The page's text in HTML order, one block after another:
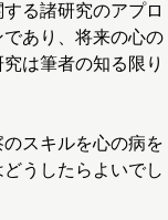
る諸研究のアプロ
あり、将来の心の
は筆者の知る限り
スキルを心の病を
うしたらよいでし